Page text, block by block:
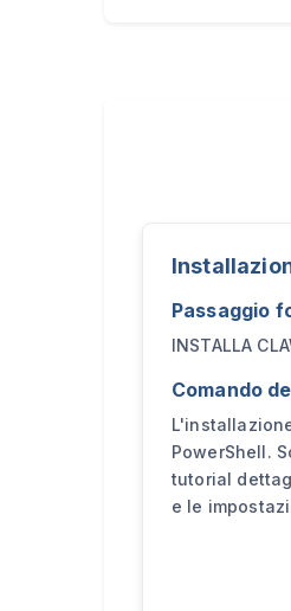
Passaggio
INSTALLA
Comando
PowerShell.
tutorial
e le